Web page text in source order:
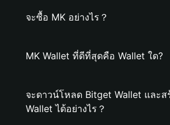
จะซื้อ MK อย่างไร？
MK Wallet ที่ดีที่สุดคือ Wallet ใด?
จะดาวน์โหลด Bitget Wallet และส
Wallet ได้อย่างไร？